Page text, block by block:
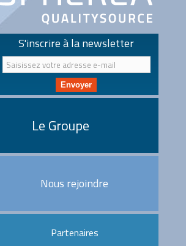
S'inscrire à la newsletter
Envoyer
Le Groupe
Nous rejoindre
Partenaires